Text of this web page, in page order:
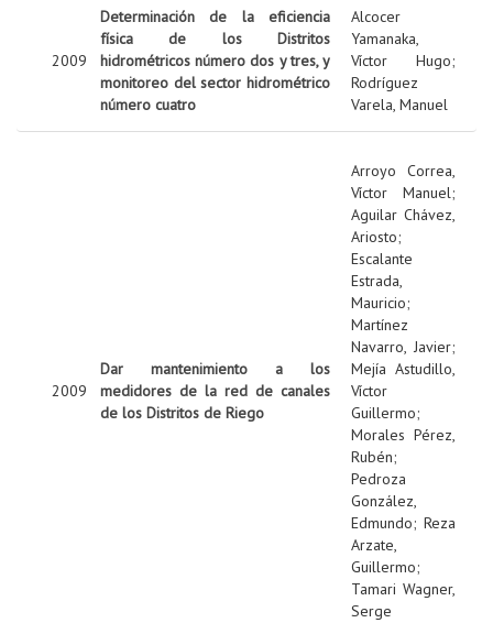
2009
Determinación de la eficiencia
física de los Distritos
hidrométricos número dos y tres, y
monitoreo del sector hidrométrico
número cuatro
Alcocer
Yamanaka,
Víctor Hugo;
Rodríguez
Varela, Manuel
2009
Dar mantenimiento a los
medidores de la red de canales
de los Distritos de Riego
Arroyo Correa,
Víctor Manuel;
Aguilar Chávez,
Ariosto;
Escalante
Estrada,
Mauricio;
Martínez
Navarro, Javier;
Mejía Astudillo,
Víctor
Guillermo;
Morales Pérez,
Rubén;
Pedroza
González,
Edmundo; Reza
Arzate,
Guillermo;
Tamari Wagner,
Serge